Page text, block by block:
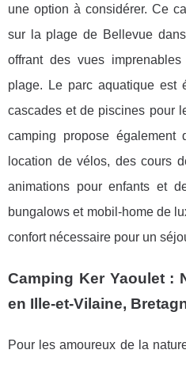
une option à considérer. Ce
sur la plage de Bellevue
offrant des vues
plage. Le parc aquatique est
cascades et de piscines pour
camping propose
location de vélos, des cours
animations pour enfants et
bungalows et mobil-home de
confort nécessaire pour un
Camping Ker Yaoulet :
en Ille-et-Vilaine,
Pour les amoureux de la